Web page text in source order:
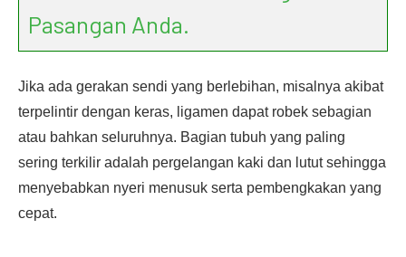
Pasangan Anda.
Jika ada gerakan sendi yang berlebihan, misalnya akibat
terpelintir dengan keras, ligamen dapat robek sebagian
atau bahkan seluruhnya. Bagian tubuh yang paling
sering terkilir adalah pergelangan kaki dan lutut sehingga
menyebabkan nyeri menusuk serta pembengkakan yang
cepat.